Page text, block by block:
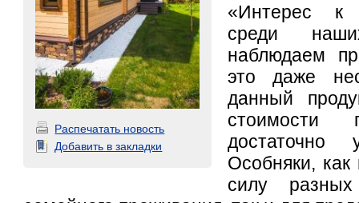
Распечатать новость
Добавить в закладки
«Интерес к
среди
наблюдаем
это даже
данный
стоимости
достаточно
Особняки,
силу